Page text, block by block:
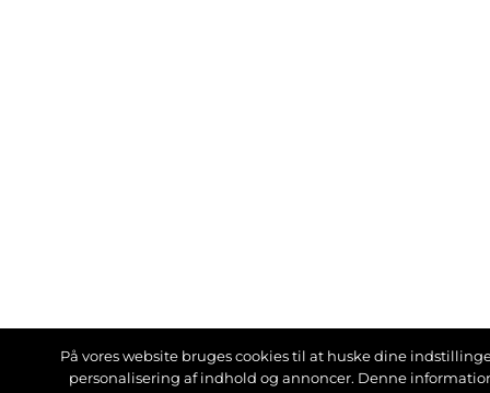
På vores website bruges cookies til at huske dine
personalisering af indhold og annoncer. Denne